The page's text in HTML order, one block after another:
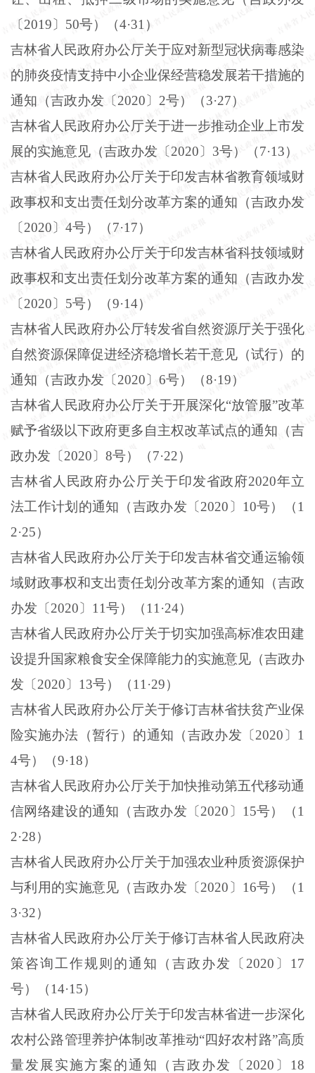
〔2019〕 50号）（4·31 ）
吉林省人民政府办公厅关于应对新型冠状病毒感染
的肺炎疫情支持中小企业保经营稳发展若干措施的
通知（吉政办发〔2020〕 2号）（3·27）
吉林省人民政府办公厅关于进一步推动企业上市发
展的实施意见（吉政办发〔2020〕 3号）（7·13）
吉林省人民政府办公厅关于印发吉林省教育领域财
政事权和支出责任划分改革方案的通知（吉政办发
〔2020〕 4号）（7·17）
吉林省人民政府办公厅关于印发吉林省科技领域财
政事权和支出责任划分改革方案的通知（吉政办发
〔2020〕 5号）（9·14）
吉林省人民政府办公厅转发省自然资源厅关于强化
自然资源保障促进经济稳增长若干意见（试行）的
通知（吉政办发〔2020〕 6号）（8·19）
吉林省人民政府办公厅关于开展深化“放管服”改革
赋予省级以下政府更多自主权改革试点的通知（吉
政办发〔2020〕 8号）（7·22）
吉林省人民政府办公厅关于印发省政府2020年立
法工作计划的通知（吉政办发〔2020〕 10号）（1
2·25）
吉林省人民政府办公厅关于印发吉林省交通运输领
域财政事权和支出责任划分改革方案的通知（吉政
办发〔2020〕 11号）（11 ·24）
吉林省人民政府办公厅关于切实加强高标准农田建
设提升国家粮食安全保障能力的实施意见（吉政办
发〔2020〕 13号）（11 ·29）
吉林省人民政府办公厅关于修订吉林省扶贫产业保
险实施办法（暂行）的通知（吉政办发〔2020〕 1
4号）（9·18）
吉林省人民政府办公厅关于加快推动第五代移动通
信网络建设的通知（吉政办发〔2020〕 15号）（1
2·28）
吉林省人民政府办公厅关于加强农业种质资源保护
与利用的实施意见（吉政办发〔2020〕 16号）（1
3·32）
吉林省人民政府办公厅关于修订吉林省人民政府决
策咨询工作规则的通知（吉政办发〔 2020 〕 17
号）（14·15）
吉林省人民政府办公厅关于印发吉林省进一步深化
农村公路管理养护体制改革推动“四好农村路”高质
量发展实施方案的通知（吉政办发〔 2020 〕 18